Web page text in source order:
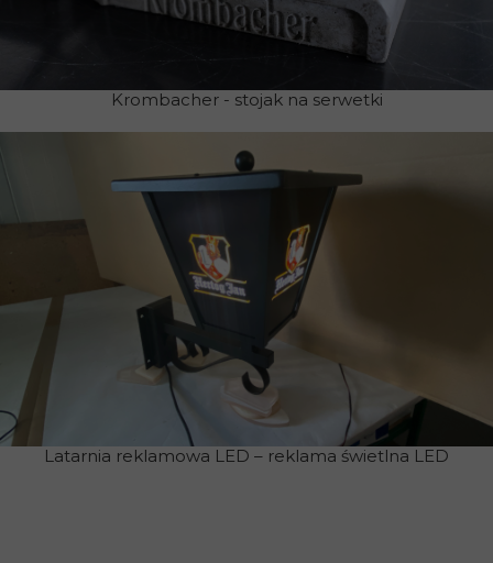
Krombacher - stojak na serwetki
Latarnia reklamowa LED – reklama świetlna LED